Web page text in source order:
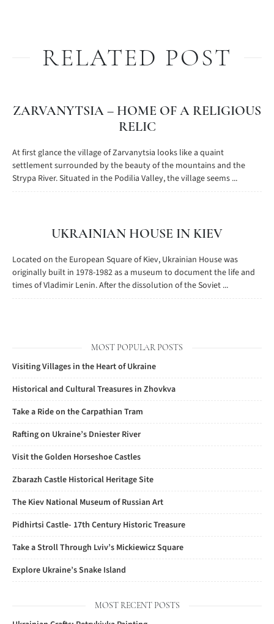
RELATED POST
ZARVANYTSIA – HOME OF A RELIGIOUS
RELIC
At first glance the village of Zarvanytsia looks like a quaint
settlement surrounded by the beauty of the mountains and the
Strypa River. Situated in the Podilia Valley, the village seems ...
UKRAINIAN HOUSE IN KIEV
Located on the European Square of Kiev, Ukrainian House was
originally built in 1978-1982 as a museum to document the life and
times of Vladimir Lenin. After the dissolution of the Soviet ...
MOST POPULAR POSTS
Visiting Villages in the Heart of Ukraine
Historical and Cultural Treasures in Zhovkva
Take a Ride on the Carpathian Tram
Rafting on Ukraine’s Dniester River
Visit the Golden Horseshoe Castles
Zbarazh Castle Historical Heritage Site
The Kiev National Museum of Russian Art
Pidhirtsi Castle- 17th Century Historic Treasure
Take a Stroll Through Lviv’s Mickiewicz Square
Explore Ukraine’s Snake Island
MOST RECENT POSTS